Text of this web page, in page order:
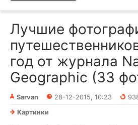
Лучшие
год от журнала
Geographic (33
Sarvan 28-12-2015, 10:23
Картинки